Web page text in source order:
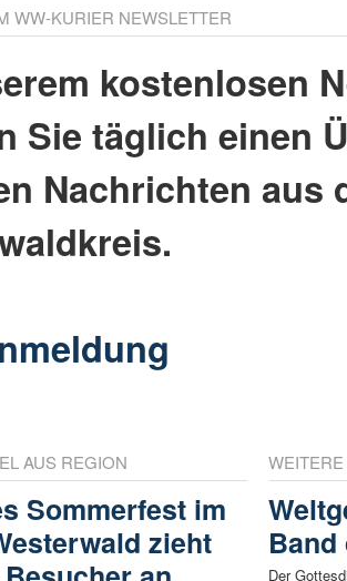
WW-KURIER NEWSLETTER
kostenlosen
Sie täglich einen
Nachrichten aus
AUS REGION
Sommerfest im
zieht
Der